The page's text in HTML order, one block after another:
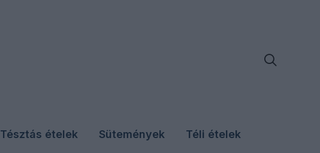

Tésztás ételek Sütemények Téli ételek